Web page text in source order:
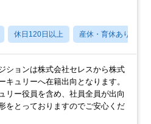
休日120日以上 産休・育休あり
ションは株式会社セレスから株式
キュリーへ在籍出向となります。
リー役員を含め、社員全員が出向
をとっておりますのでご安心くだ